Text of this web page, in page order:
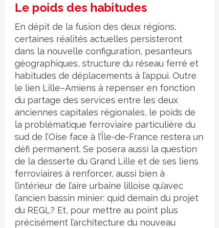
Le poids des habitudes
En dépit de la fusion des deux régions,
certaines réalités actuelles persisteront
dans la nouvelle configuration, pesanteurs
géographiques, structure du réseau ferré et
habitudes de déplacements à l’appui. Outre
le lien Lille–Amiens à repenser en fonction
du partage des services entre les deux
anciennes capitales régionales, le poids de
la problématique ferroviaire particulière du
sud de l’Oise face à l’Île-de-France restera un
défi permanent. Se posera aussi la question
de la desserte du Grand Lille et de ses liens
ferroviaires à renforcer, aussi bien à
l’intérieur de l’aire urbaine lilloise qu’avec
l’ancien bassin minier: quid demain du projet
du REGL? Et, pour mettre au point plus
précisément l’architecture du nouveau